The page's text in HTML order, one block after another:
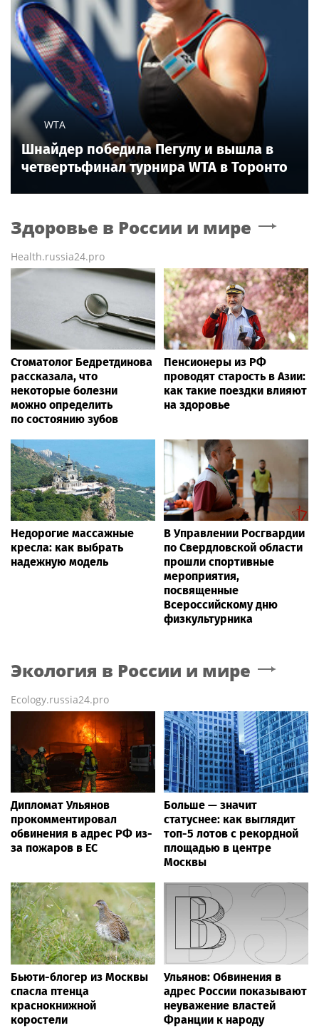
WTA
Шнайдер победила Пегулу и вышла в
четвертьфинал турнира WTA в Торонто
Здоровье в России и мире
Health.russia24.pro
Стоматолог Бедретдинова
рассказала, что
некоторые болезни
можно определить
по состоянию зубов
Пенсионеры из РФ
проводят старость в Азии:
как такие поездки влияют
на здоровье
Недорогие массажные
кресла: как выбрать
надежную модель
В Управлении Росгвардии
по Свердловской области
прошли спортивные
мероприятия,
посвященные
Всероссийскому дню
физкультурника
Экология в России и мире
Ecology.russia24.pro
Дипломат Ульянов
прокомментировал
обвинения в адрес РФ из-
за пожаров в ЕС
Больше — значит
статуснее: как выглядит
топ-5 лотов с рекордной
площадью в центре
Москвы
Бьюти-блогер из Москвы
спасла птенца
краснокнижной
коростели
Ульянов: Обвинения в
адрес России показывают
неуважение властей
Франции к народу